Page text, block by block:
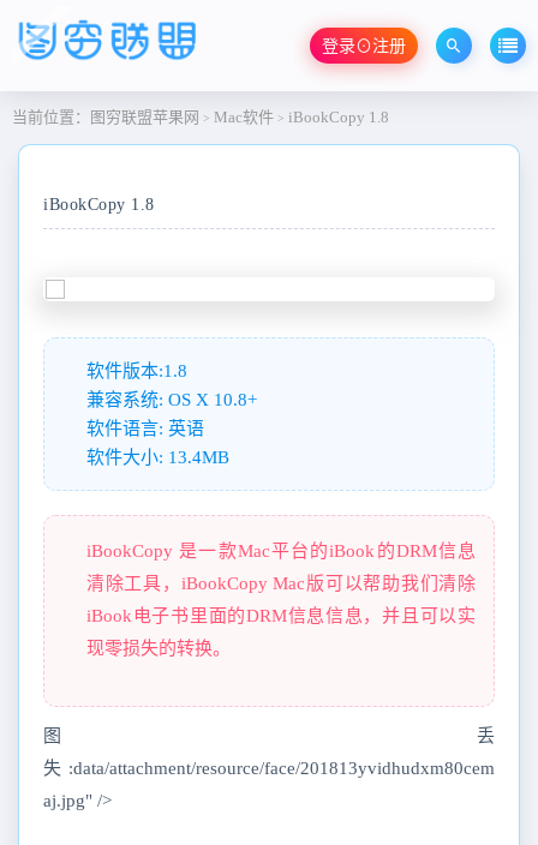
登录⊙注册
当前位置： 图穷联盟苹果网 > Mac软件 > iBookCopy 1.8
iBookCopy 1.8
软件版本:1.8
兼容系统: OS X 10.8+
软件语言: 英语
软件大小: 13.4MB
iBookCopy 是一款Mac平台的iBook的DRM信息
清除工具，iBookCopy Mac版可以帮助我们清除
iBook电子书里面的DRM信息信息，并且可以实
现零损失的转换。
图丢
失:data/attachment/resource/face/201813yvidhudxm80cem
aj.jpg" />